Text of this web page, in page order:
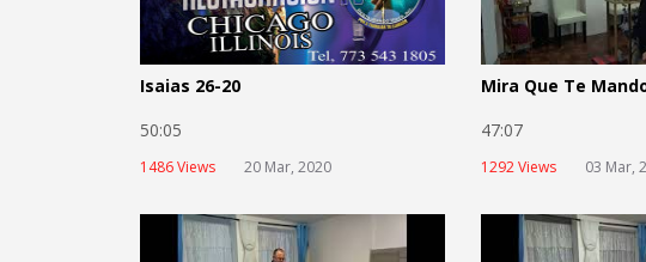
Isaias 26-20
50:05
1486 Views 20 Mar, 2020
Mira Que Te
47:07
1292 Views 03 Mar,